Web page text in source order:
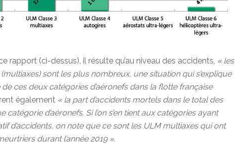
rapport (ci-dessus), il résulte qu’au niveau des accidents, « les
sont les plus nombreux, une situation qui s’explique
ces deux catégories d’aéronefs dans la flotte française
également « la part d’accidents mortels dans le total des
d’aéronefs. Si l’on s’en tient aux catégories ayant
d’accidents, on note que ce sont les ULM multiaxes qui ont
durant l’année 2019 ».